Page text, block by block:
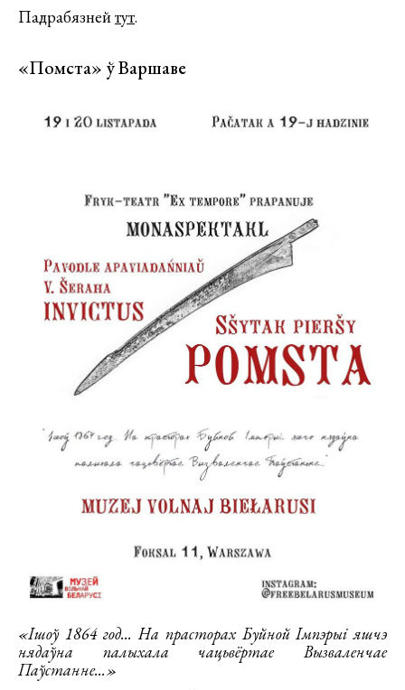
Падрабязнейтут.
«Помста» ў Варшаве
«Ішоў 1864 год... На прасторах Буйной Імпэрыі яшчэ
нядаўна палыхала чацьвёртае Вызваленчае
Паўстанне...»